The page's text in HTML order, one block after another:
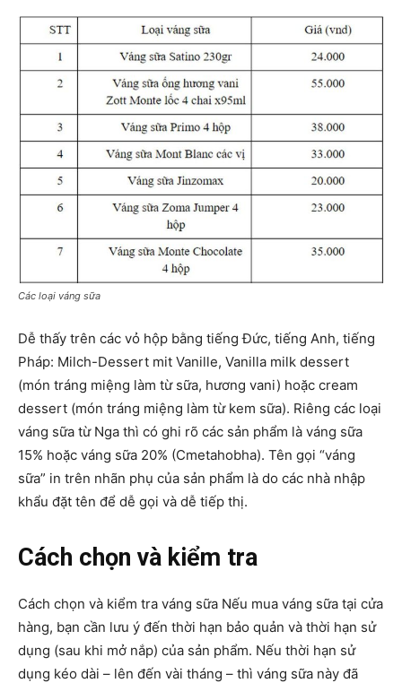
Các loại váng sữa
Dễ thấy trên các vỏ hộp bằng tiếng Đức, tiếng Anh, tiếng
Pháp: Milch-Dessert mit Vanille, Vanilla milk dessert
(món tráng miệng làm từ sữa, hương vani) hoặc cream
dessert (món tráng miệng làm từ kem sữa). Riêng các loại
váng sữa từ Nga thì có ghi rõ các sản phẩm là váng sữa
15% hoặc váng sữa 20% (Cmetahobha). Tên gọi “váng
sữa” in trên nhãn phụ của sản phẩm là do các nhà nhập
khẩu đặt tên để dễ gọi và dễ tiếp thị.
Cách chọn và kiểm tra
Cách chọn và kiểm tra váng sữa Nếu mua váng sữa tại cửa
hàng, bạn cần lưu ý đến thời hạn bảo quản và thời hạn sử
dụng (sau khi mở nắp) của sản phẩm. Nếu thời hạn sử
dụng kéo dài – lên đến vài tháng – thì váng sữa này đã